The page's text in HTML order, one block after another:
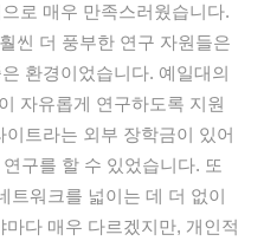
로 매우 만족스러웠습니다.
훨씬 더 풍부한 연구 자원들은
환경이었습니다. 예일대의
자유롭게 연구하도록 지원
이트라는 외부 장학금이 있어
연구를 할 수 있었습니다. 또
트워크를 넓이는 데 더 없이
마다 매우 다르겠지만, 개인적